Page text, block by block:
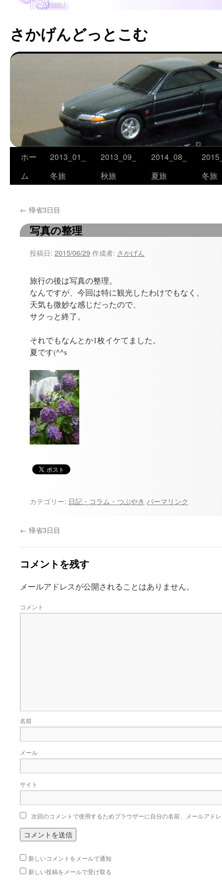
さかげんどっとこむ
コ
ン
ツ
ホー
ム
2013_01_
冬旅
2013_09_
秋旅
2014_08_
夏旅
冬旅
← 帰省3日目
写真の整理
投稿日: 2015/06/29作成者: さかげん
旅行の後は写真の整理。
なんですが、今回は特に観光したわけでもなく、
天気も微妙な感じだったので、
サクっと終了。
それでもなんとか1枚イケてました。
夏です(^^s
カテゴリー: 日記・コラム・つぶやき パーマリンク
← 帰省3日目
コメントを残す
メールアドレスが公開されることはありません。
コメント
名前
メール
サイト
次回のコメントで使用するためブラウザーに自分の名前、メールアド
新しいコメントをメールで通知
新しい投稿をメールで受け取る